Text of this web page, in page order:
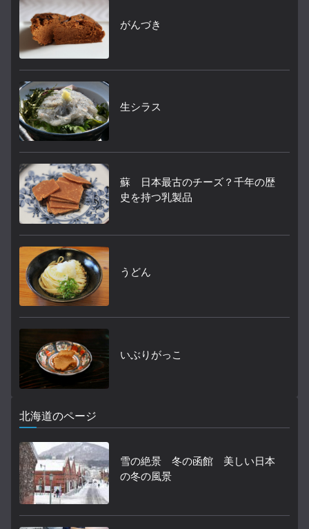
がんづき
生シラス
蘇 日本最古のチーズ？千年の歴
史を持つ乳製品
うどん
いぶりがっこ
北海道のページ
雪の絶景 冬の函館 美しい日本
の冬の風景